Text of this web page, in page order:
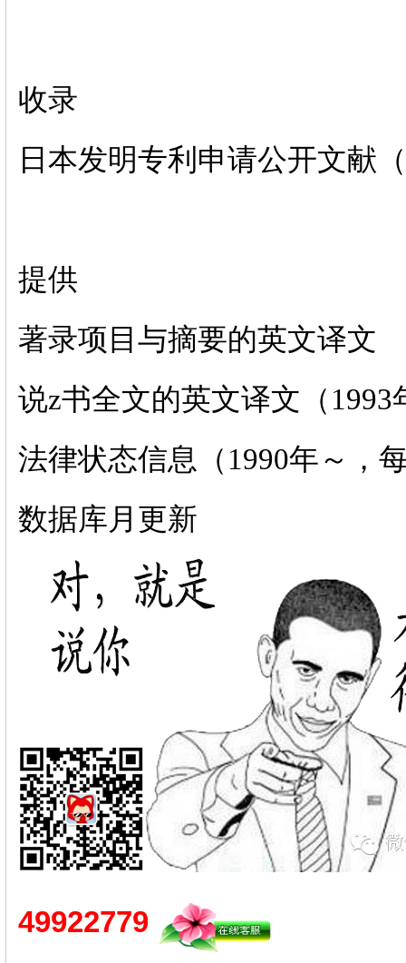
收录
日本发明专利申请公开文献
提供
著录项目与摘要的英文译文
说z书全文的英文译文（1993
法律状态信息（1990年～，
数据库月更新
49922779